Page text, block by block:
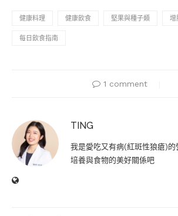
健康料理 健康飲食 堅果與種子類 增
每日飲食指南
1 comment
TING
我是愛吃又有病(紅斑性狼瘡)
培養與食物的美好關係吧